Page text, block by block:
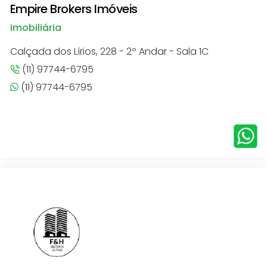
Empire Brokers Imóveis
Imobiliária
Calçada dos Lírios, 228 - 2º Andar - Sala 1C
(11) 97744-6795
(11) 97744-6795